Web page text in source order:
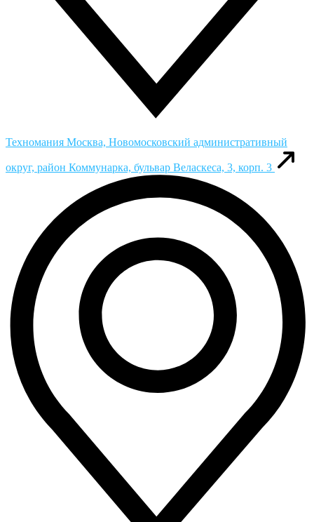
Техномания Москва, Новомосковский административный
округ, район Коммунарка, бульвар Веласкеса, 3, корп. 3